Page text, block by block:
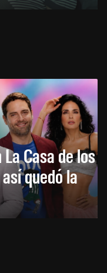
Casa de los
quedó la